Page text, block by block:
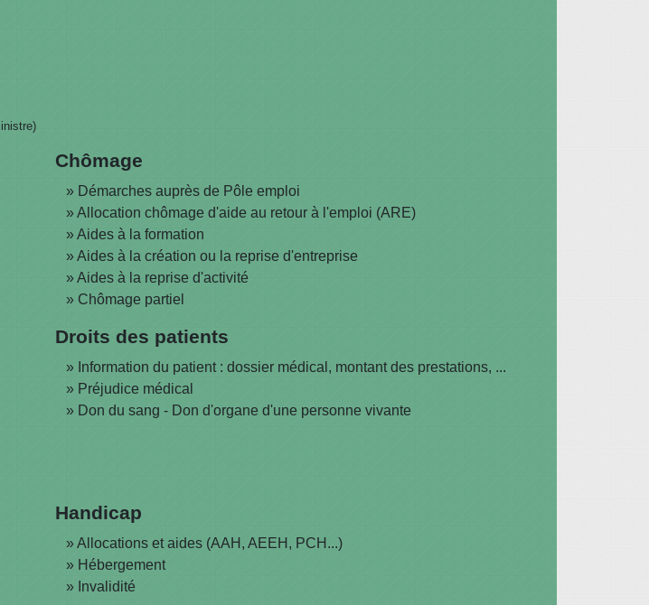
Chômage
Démarches auprès de Pôle emploi
Allocation chômage d'aide au retour à l'emploi (ARE)
Aides à la formation
Aides à la création ou la reprise d'entreprise
Aides à la reprise d'activité
Chômage partiel
Droits des patients
Information du patient : dossier médical, montant des prestations, ...
Préjudice médical
Don du sang - Don d'organe d'une personne vivante
Handicap
Allocations et aides (AAH, AEEH, PCH...)
Hébergement
Invalidité